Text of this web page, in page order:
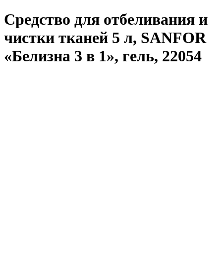
Средство для отбеливания и
чистки тканей 5 л, SANFOR
«Белизна 3 в 1», гель, 22054